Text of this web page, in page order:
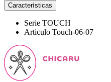
Características
Serie TOUCH
Articulo Touch-06-07